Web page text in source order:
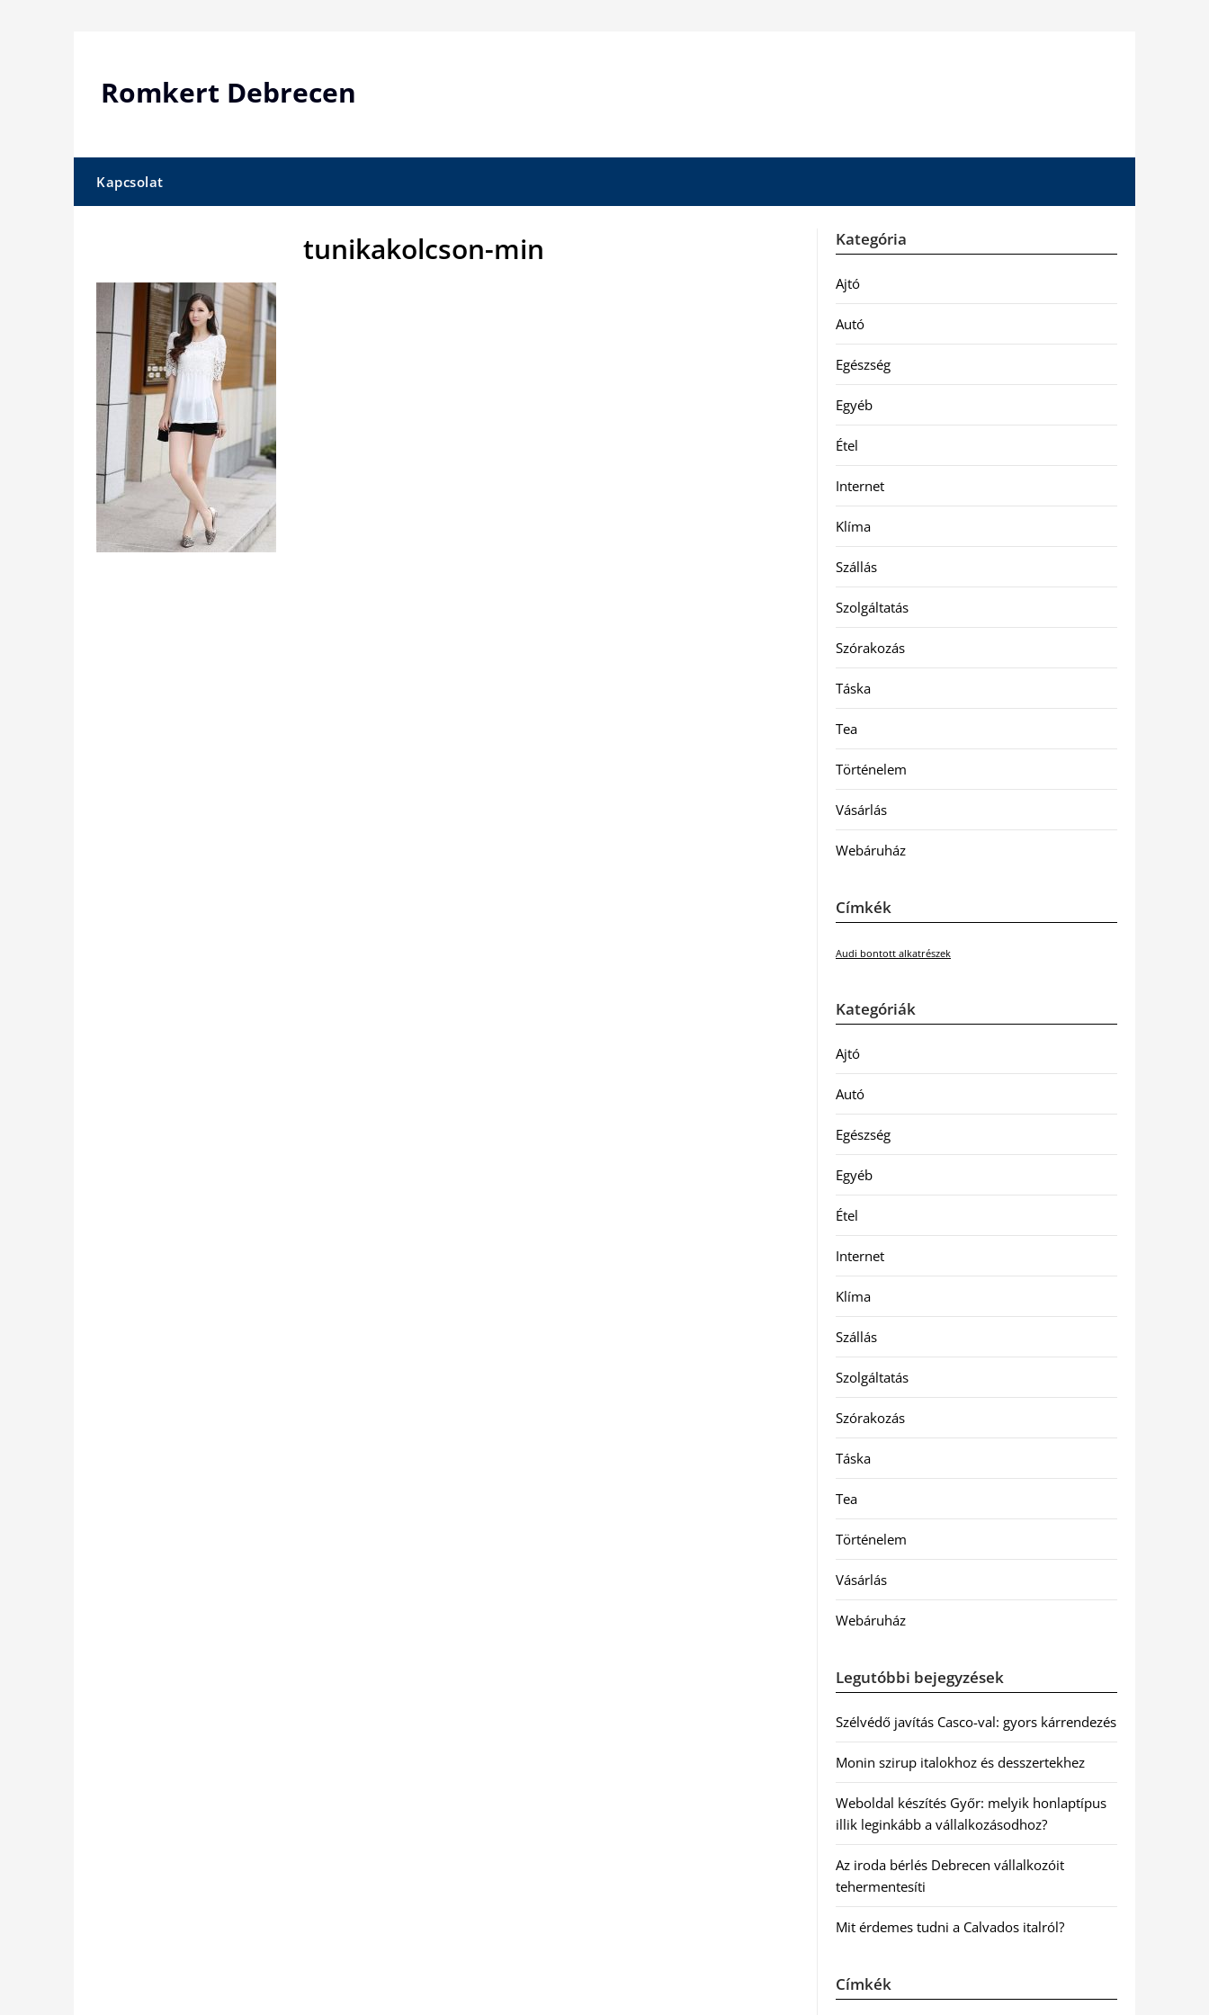
Romkert Debrecen
Kapcsolat
tunikakolcson-min Kategória
Ajtó
Autó
Egészség
Egyéb
Étel
Internet
Klíma
Szállás
Szolgáltatás
Szórakozás
Táska
Tea
Történelem
Vásárlás
Webáruház
Címkék
Audi bontott alkatrészek
Kategóriák
Ajtó
Autó
Egészség
Egyéb
Étel
Internet
Klíma
Szállás
Szolgáltatás
Szórakozás
Táska
Tea
Történelem
Vásárlás
Webáruház
Legutóbbi bejegyzések
Szélvédő javítás Casco-val: gyors kárrendezés
Monin szirup italokhoz és desszertekhez
Weboldal készítés Győr: melyik honlaptípus
illik leginkább a vállalkozásodhoz?
Az iroda bérlés Debrecen vállalkozóit
tehermentesíti
Mit érdemes tudni a Calvados italról?
Címkék